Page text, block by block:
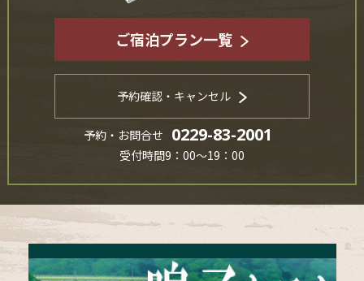
ご宿泊プラン一覧
予約確認・キャンセル
予約・お問合せ 0229-83-2001
受付時間9：00～19：00